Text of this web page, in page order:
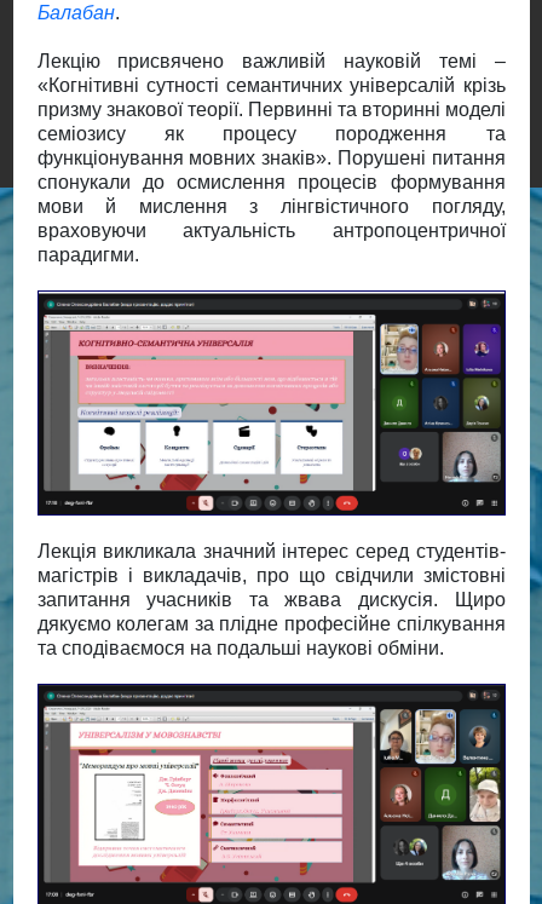
Балабан.
Лекцію присвячено важливій науковій темі –
«Когнітивні сутності семантичних універсалій крізь
призму знакової теорії. Первинні та вторинні моделі
семіозису як процесу породження та
функціонування мовних знаків». Порушені питання
спонукали до осмислення процесів формування
мови й мислення з лінгвістичного погляду,
враховуючи актуальність антропоцентричної
парадигми.
Лекція викликала значний інтерес серед студентів-
магістрів і викладачів, про що свідчили змістовні
запитання учасників та жвава дискусія. Щиро
дякуємо колегам за плідне професійне спілкування
та сподіваємося на подальші наукові обміни.